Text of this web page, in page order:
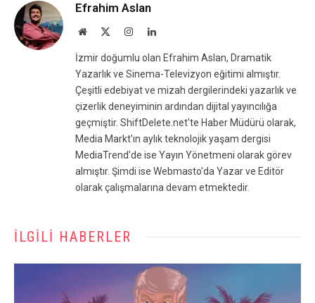
Efrahim Aslan
Website InstagramLinkedIn
İzmir doğumlu olan Efrahim Aslan, Dramatik
Yazarlık ve Sinema-Televizyon eğitimi almıştır.
Çeşitli edebiyat ve mizah dergilerindeki yazarlık ve
çizerlik deneyiminin ardından dijital yayıncılığa
geçmiştir. ShiftDelete.net'te Haber Müdürü olarak,
Media Markt'ın aylık teknolojik yaşam dergisi
MediaTrend'de ise Yayın Yönetmeni olarak görev
almıştır. Şimdi ise Webmasto'da Yazar ve Editör
olarak çalışmalarına devam etmektedir.
İLGILI HABERLER